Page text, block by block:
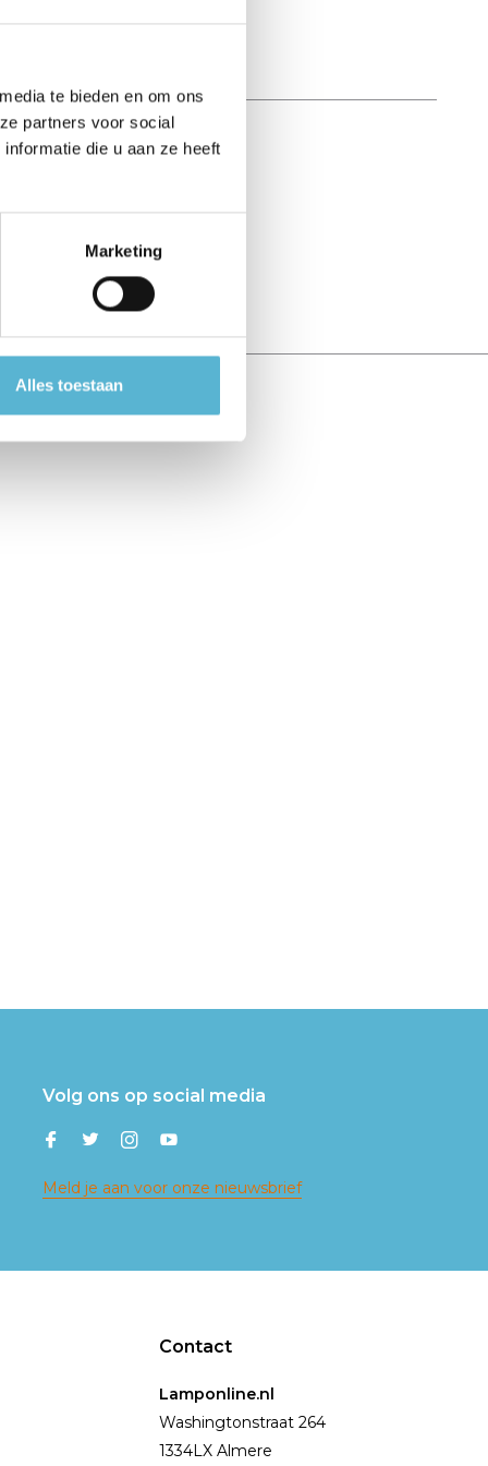
te bieden en om ons
partners voor social
die u aan ze heeft
Marketing
Alles toestaan
Volg ons op social media
Meld je aan voor onze nieuwsbrief
Contact
Lamponline.nl
Washingtonstraat 264
1334LX Almere